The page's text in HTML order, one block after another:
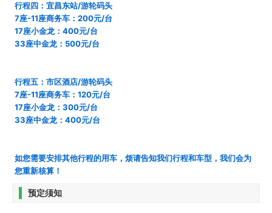
行程四：宜昌东站/游轮码头
7座-11座商务车：200元/台
17座小金龙：400元/台
33座中金龙：500元/台
行程五：市区酒店/游轮码头
7座-11座商务车：120元/台
17座小金龙：300元/台
33座中金龙：400元/台
如您需要安排其他行程的用车，烦请告知我们行程和车型，我们会为
您重新核算！
预定须知